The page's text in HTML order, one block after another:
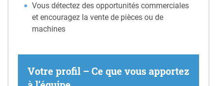
Vous détectez des opportunités commerciales
et encouragez la vente de pièces ou de
machines
Votre profil – Ce que vous apportez